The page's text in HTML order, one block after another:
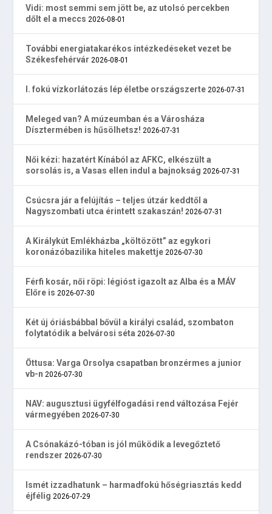
Vidi: most semmi sem jött be, az utolsó percekben
dőlt el a meccs 2026-08-01
További energiatakarékos intézkedéseket vezet be
Székesfehérvár 2026-08-01
I. fokú vízkorlátozás lép életbe országszerte 2026-07-31
Meleged van? A múzeumban és a Városháza
Dísztermében is hűsölhetsz! 2026-07-31
Női kézi: hazatért Kínából az AFKC, elkészült a
sorsolás is, a Vasas ellen indul a bajnokság 2026-07-31
Csúcsra jár a felújítás – teljes útzár keddtől a
Nagyszombati utca érintett szakaszán! 2026-07-31
A Királykút Emlékházba „költözött” az egykori
koronázóbazilika hiteles makettje 2026-07-30
Férfi kosár, női röpi: légióst igazolt az Alba és a MÁV
Előre is 2026-07-30
Két új óriásbábbal bővül a királyi család, szombaton
folytatódik a belvárosi séta 2026-07-30
Öttusa: Varga Orsolya csapatban bronzérmes a junior
vb-n 2026-07-30
NAV: augusztusi ügyfélfogadási rend változása Fejér
vármegyében 2026-07-30
A Csónakázó-tóban is jól működik a levegőztető
rendszer 2026-07-30
Ismét izzadhatunk – harmadfokú hőségriasztás kedd
éjfélig 2026-07-29